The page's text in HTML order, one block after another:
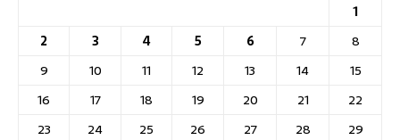
1
2
3 4 5 6 7
8
9
10 11 12 13 14
15
16
17 18 19 20 21
22
23
24 25 26 27 28
29